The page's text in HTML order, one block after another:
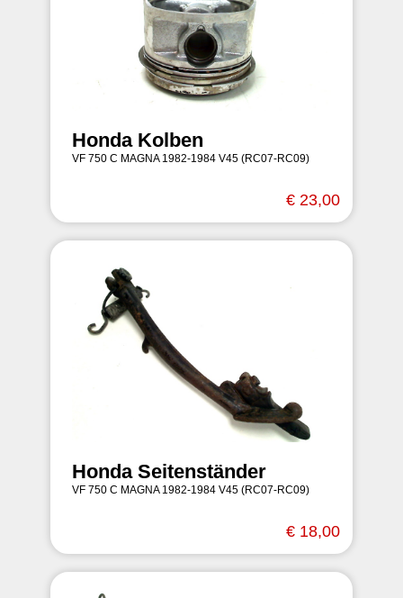
Honda Kolben
VF 750 C MAGNA 1982-1984 V45 (RC07-RC09)
€ 23,00
Honda Seitenständer
VF 750 C MAGNA 1982-1984 V45 (RC07-RC09)
€ 18,00